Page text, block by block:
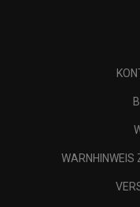
WARNHINWEIS